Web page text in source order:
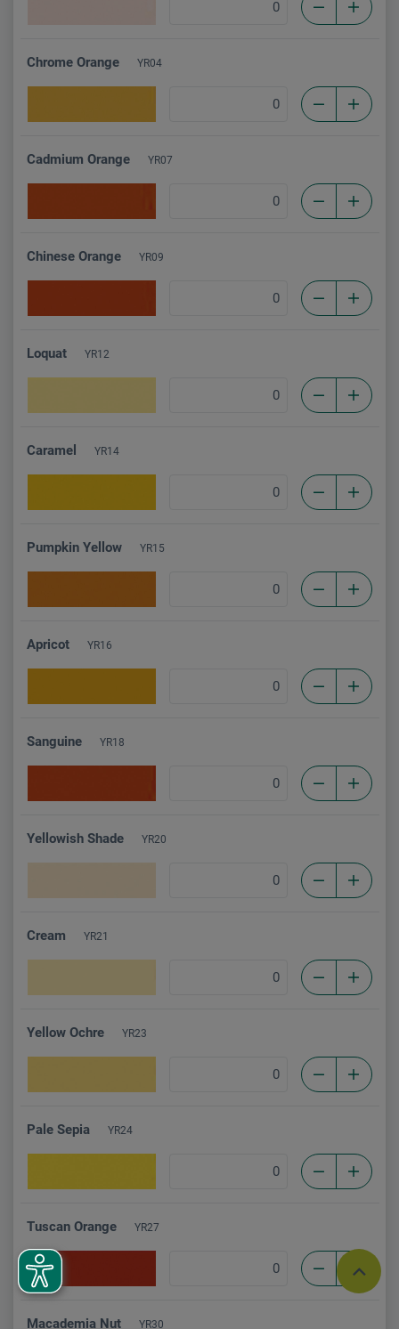
Chrome Orange YR04
Cadmium Orange YR07
Chinese Orange YR09
Loquat YR12
Caramel YR14
Pumpkin Yellow YR15
Apricot YR16
Sanguine YR18
Yellowish Shade YR20
Cream YR21
Yellow Ochre YR23
Pale Sepia YR24
Tuscan Orange YR27
Macademia Nut YR30